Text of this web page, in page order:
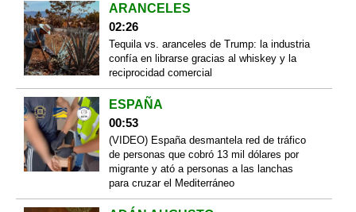
ARANCELES
02:26
Tequila vs. aranceles de Trump: la industria
confía en librarse gracias al whiskey y la
reciprocidad comercial
ESPAÑA
00:53
(VIDEO) España desmantela red de tráfico
de personas que cobró 13 mil dólares por
migrante y ató a personas a las lanchas
para cruzar el Mediterráneo